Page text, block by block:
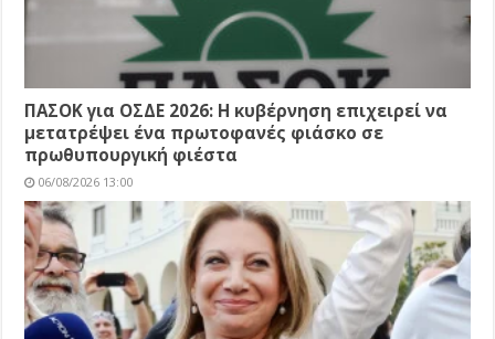
ΠΑΣΟΚ για ΟΣΔΕ 2026: Η κυβέρνηση επιχειρεί να
μετατρέψει ένα πρωτοφανές φιάσκο σε
πρωθυπουργική φιέστα
06/08/2026 13:00